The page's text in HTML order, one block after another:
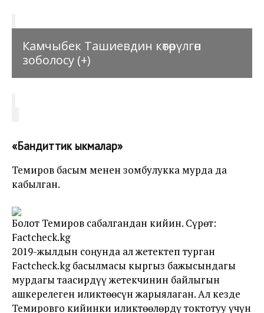
Камчыбек Ташиевдин көтөрүлгөн
зоболосу (+)
«Бандиттик ыкмалар»
Темиров басым менен зомбулукка мурда да
кабылган.
Болот Темиров сабалгандан кийин. Сүрөт:
Factcheck.kg
2019-жылдын соңунда ал жетектеп турган
Factcheck.kg басылмасы кыргыз бажысындагы
мурдагы таасирдүү жетекчинин байлыгын
ашкерелеген иликтөөсүн жарыялаган. Ал кезде
Темировго кийинки иликтөөлөрдү токтотуу үчүн